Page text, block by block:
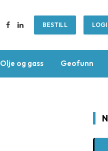
Facebook
LinkedInBESTILL
Olje og gass Geofunn